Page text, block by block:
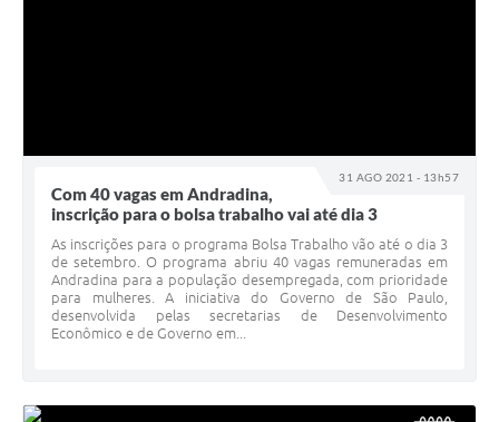
31 AGO 2021 - 13h57
Com 40 vagas em Andradina,
inscrição para o bolsa trabalho vai até dia 3
As inscrições para o programa Bolsa Trabalho vão até o dia 3
de setembro. O programa abriu 40 vagas remuneradas em
Andradina para a população desempregada, com prioridade
para mulheres. A iniciativa do Governo de São Paulo,
desenvolvida pelas secretarias de Desenvolvimento
Econômico e de Governo em...